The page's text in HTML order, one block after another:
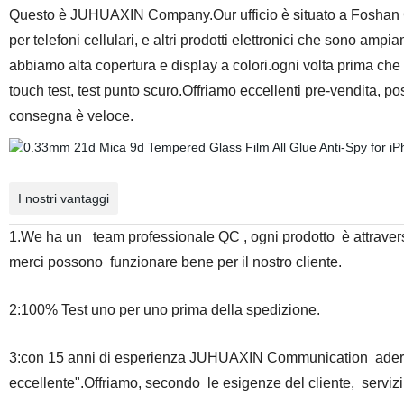
Questo è JUHUAXIN Company.Our ufficio è situato a
per telefoni cellulari, e altri prodotti elettronici che sono
abbiamo alta copertura e display a colori.ogni volta prima
touch test, test punto scuro.Offriamo eccellenti pre-vendita,
consegna è veloce.
I nostri vantaggi
1.We ha un team professionale QC , ogni prodotto è
merci possono funzionare bene per il nostro cliente.
2:100% Test uno per uno prima della spedizione.
3:con 15 anni di esperienza JUHUAXIN Communication
eccellente".Offriamo, secondo le esigenze del cliente,